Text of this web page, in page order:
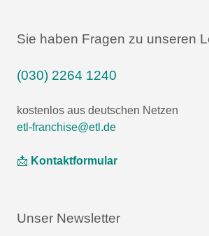
Sie haben Fragen zu unseren
(030) 2264 1240
kostenlos aus deutschen Netzen
etl-franchise@etl.de
📩 Kontaktformular
Unser Newsletter